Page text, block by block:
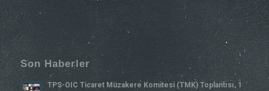
Son Haberler
TPS-OIC Ticaret Müzakere Komitesi (TMK) Toplantısı, 1